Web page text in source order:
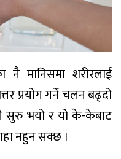
नै मानिसमा शरीरलाई
प्रयोग गर्ने चलन बढ्दो
सुरु भयो र यो के-केबाट
नहुन सक्छ ।